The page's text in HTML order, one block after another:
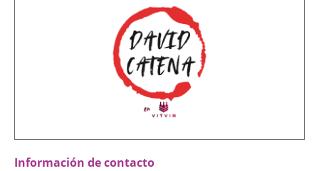
Información de contacto